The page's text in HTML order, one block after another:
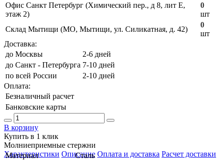
Офис Санкт Петербург (Химический пер., д 8, лит Е,
этаж 2)
0
шт
Склад Мытищи (МО, Мытищи, ул. Силикатная, д. 42)
0
шт
Доставка:
до Москвы
2-6 дней
до Санкт - Петербурга 7-10 дней
по всей России
2-10 дней
Оплата:
Безналичный расчет
Банковские карты
В корзину
Купить в 1 клик
Молниеприемные стержни
Характеристики Описание Оплата и доставка Расчет доставки
Материал
Сталь